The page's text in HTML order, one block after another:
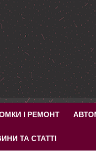
І РЕМОНТ
ТА СТАТТІ